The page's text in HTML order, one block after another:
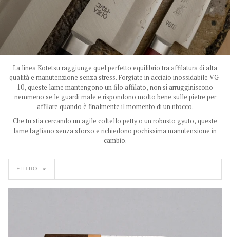
La linea Kotetsu raggiunge quel perfetto equilibrio tra affilatura di alta
qualità e manutenzione senza stress. Forgiate in acciaio inossidabile VG-
10, queste lame mantengono un filo affilato, non si arrugginiscono
nemmeno se le guardi male e rispondono molto bene sulle pietre per
affilare quando è finalmente il momento di un ritocco.
Che tu stia cercando un agile coltello petty o un robusto gyuto, queste
lame tagliano senza sforzo e richiedono pochissima manutenzione in
cambio.
FILTRO